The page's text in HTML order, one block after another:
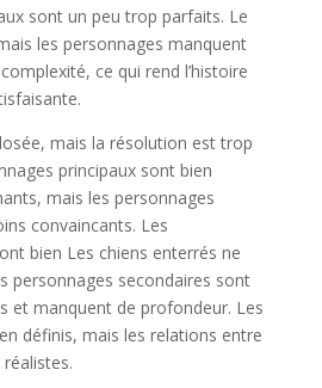
sont un peu trop parfaits. Le
les personnages manquent
ce qui rend l’histoire
mais la résolution est trop
principaux sont bien
mais les personnages
convaincants. Les
bien Les chiens enterrés ne
personnages secondaires sont
et manquent de profondeur. Les
définis, mais les relations entre